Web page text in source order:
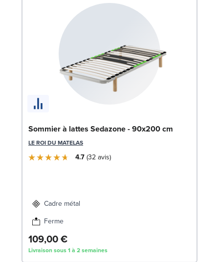
Sommier à lattes Sedazone - 90x200 cm
LE ROI DU MATELAS
4.7 32avis
Cadre métal
Ferme
109,00 €
Livraison sous 1 à 2 semaines